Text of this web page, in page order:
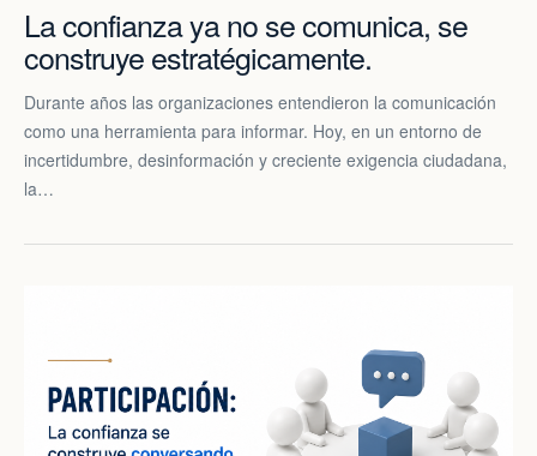
La confianza ya no se comunica, se
construye estratégicamente.
Durante años las organizaciones entendieron la comunicación
como una herramienta para informar. Hoy, en un entorno de
incertidumbre, desinformación y creciente exigencia ciudadana,
la…